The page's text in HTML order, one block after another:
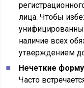
лица. Чтобы
наличие всех
утверждением
Нечеткие
Часто